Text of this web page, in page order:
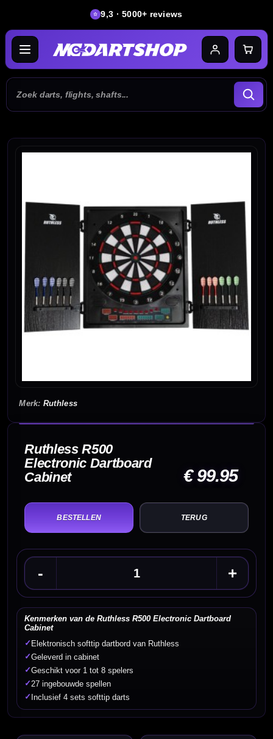
9,3 · 5000+ reviews
Ruthless
Ruthless R500
Electronic Dartboard
Cabinet
€ 99.95
TERUG
Kenmerken van de Ruthless R500 Electronic Dartboard
Cabinet
✓ Elektronisch softtip dartbord van Ruthless
✓Geleverd in cabinet
✓Geschikt voor 1 tot 8 spelers
✓27 ingebouwde spellen
✓ Inclusief 4 sets softtip darts
- +